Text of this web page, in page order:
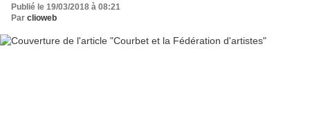
Publié le 19/03/2018 à 08:21
Par clioweb